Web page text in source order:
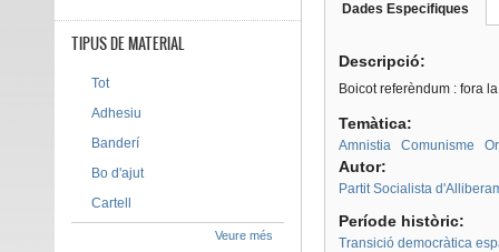
Dades Especifiques
Descripció:
Boicot referèndum : fora
Temàtica:
Amnistia Comunisme
Autor:
Partit Socialista
Període històric:
Transició democràtica
TIPUS DE MATERIAL
Tot
Adhesiu
Banderí
Bo d'ajut
Cartell
Veure més